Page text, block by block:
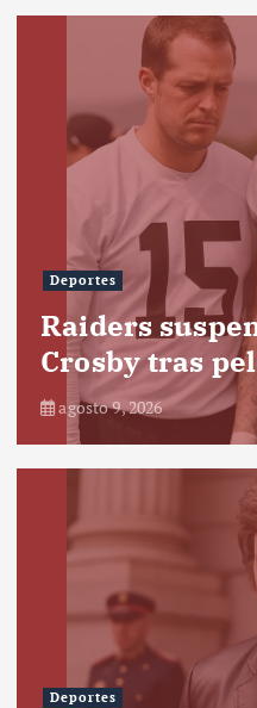
Deportes
Raiders
Crosby tras
agosto 9, 2026
Deportes